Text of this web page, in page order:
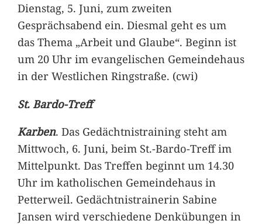
Dienstag, 5. Juni, zum zweiten
Gesprächsabend ein. Diesmal geht es um
das Thema „Arbeit und Glaube“. Beginn ist
um 20 Uhr im evangelischen Gemeindehaus
in der Westlichen Ringstraße. (cwi)
St. Bardo-Treff
Karben. Das Gedächtnistraining steht am
Mittwoch, 6. Juni, beim St.-Bardo-Treff im
Mittelpunkt. Das Treffen beginnt um 14.30
Uhr im katholischen Gemeindehaus in
Petterweil. Gedächtnistrainerin Sabine
Jansen wird verschiedene Denkübungen in